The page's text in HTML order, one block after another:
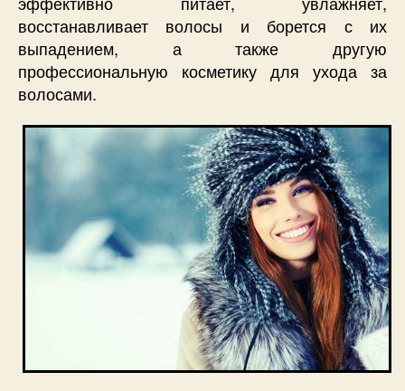
восстанавливает волосы и борется с их
выпадением, а также другую
профессиональную косметику для ухода за
волосами.